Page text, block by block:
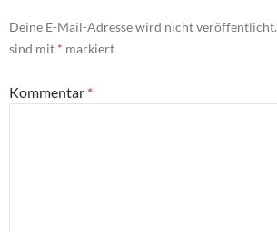
Deine E-Mail-Adresse wird nicht veröffentlicht.
sind mit * markiert
Kommentar *